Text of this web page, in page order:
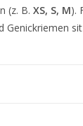
(z. B. XS, S, M).
Genickriemen